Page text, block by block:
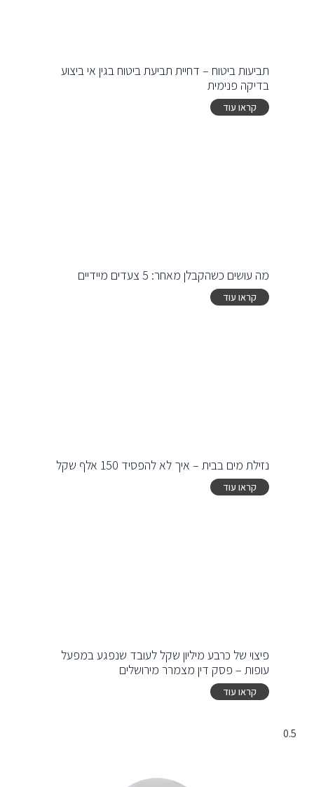
תביעות ביטוח – דחיית תביעת ביטוח בגין אי ביצוע
בדיקה פנימית
קראו עוד
מה עושים כשהקבלן מאחר: 5 צעדים מיידיים
קראו עוד
נזילת מים בבית – איך לא להפסיד 150 אלף שקל
קראו עוד
פיצוי של כרבע מיליון שקל לעובד שנפגע במפעל
עופות – פסק דין מצמרר מירושלים
קראו עוד